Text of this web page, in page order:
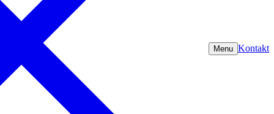
Menu Kontakt